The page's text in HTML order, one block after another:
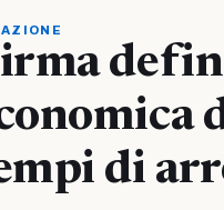
di